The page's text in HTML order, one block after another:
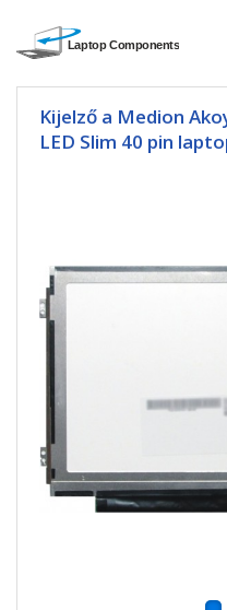
Kijelző a Medion
LED Slim 40 pin